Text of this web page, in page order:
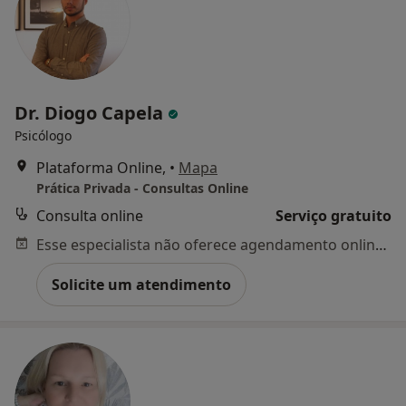
Dr. Diogo Capela
Psicólogo
Plataforma Online, • Mapa
Prática Privada - Consultas Online
Consulta online
Serviço gratuito
Esse especialista não oferece agendamento online para esse endereço.
Solicite um atendimento